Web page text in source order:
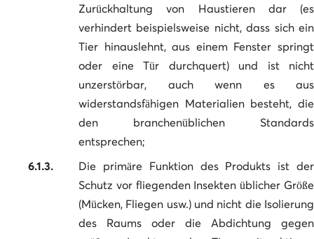
Zurückhaltung von Haustieren dar (es
verhindert beispielsweise nicht, dass sich ein
Tier hinauslehnt, aus einem Fenster springt
oder eine Tür durchquert) und ist nicht
unzerstörbar, auch wenn es aus
widerstandsfähigen Materialien besteht, die
den branchenüblichen Standards
entsprechen;
6.1.3.
Die primäre Funktion des Produkts ist der
Schutz vor fliegenden Insekten üblicher Größe
(Mücken, Fliegen usw.) und nicht die Isolierung
des Raums oder die Abdichtung gegen